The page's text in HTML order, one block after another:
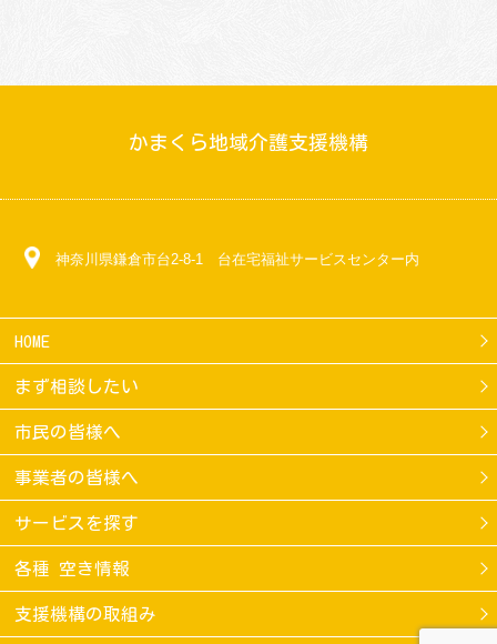
かまくら地域介護支援機構
神奈川県鎌倉市台2-8-1 台在宅福祉サービスセンター内
HOME
まず相談したい
市民の皆様へ
事業者の皆様へ
サービスを探す
各種 空き情報
支援機構の取組み